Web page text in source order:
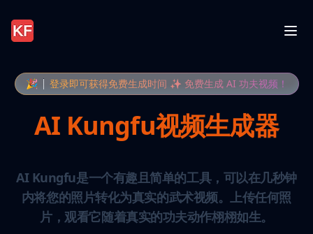
🎉 登录即可获得免费生成时间 ✨ 免费生成 AI 功夫视频！
AI Kungfu视频生成器
AI Kungfu是一个有趣且简单的工具，可以在几秒钟
内将您的照片转化为真实的武术视频。上传任何照
片，观看它随着真实的功夫动作栩栩如生。